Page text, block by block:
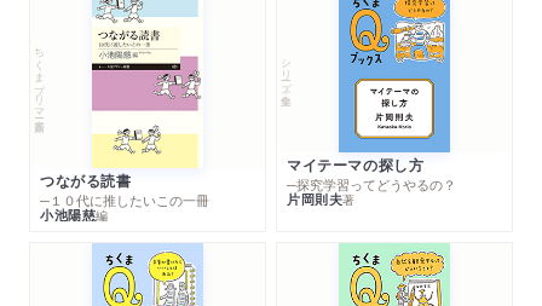
ちくまプリマー新書
つながる読書
─１０代に推したいこの一冊
小池陽慈編
シリーズ・全集
マイテーマの探し方
─探究学習ってどうやるの？
片岡則夫著